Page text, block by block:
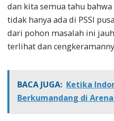
dan kita semua tahu
tidak hanya ada di PSSI
dari pohon masalah ini
terlihat dan
BACA JUGA: Ketika
Berkumandang di Arena